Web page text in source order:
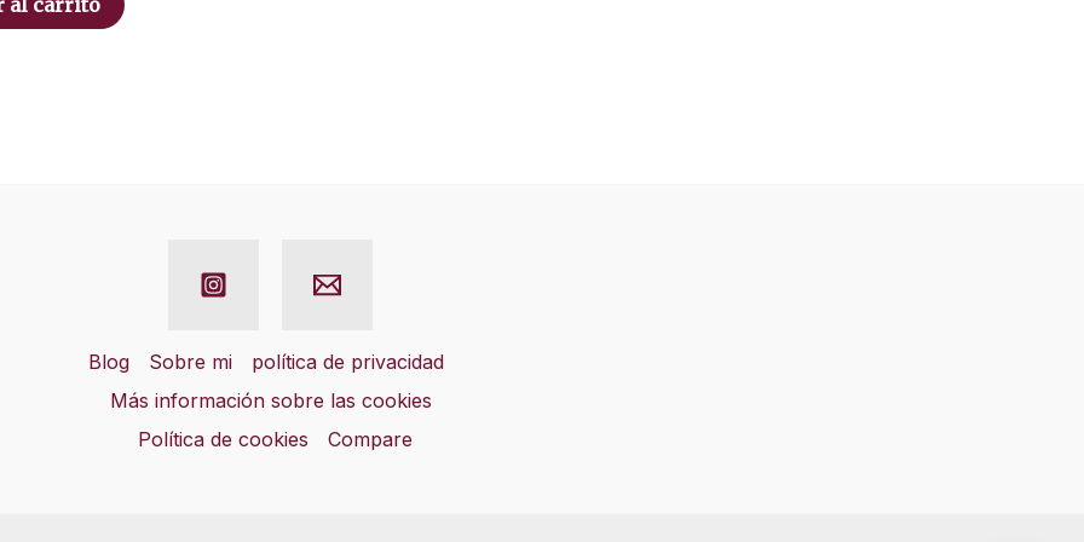
al carrito
Blog Sobre mi
política de privacidad
Más información sobre las cookies
Política de cookies
Compare